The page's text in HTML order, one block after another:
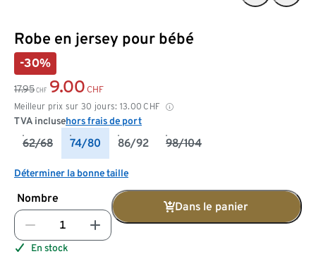
Robe en jersey pour bébé
-30%
17.95 CHF 9.00 CHF
Meilleur prix sur 30 jours: 13.00 CHF
TVA inclusehors frais de port
62/68 74/80 86/92 98/104
Déterminer la bonne taille
Nombre
Dans le panier
En stock